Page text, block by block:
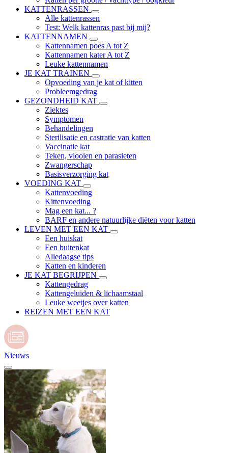
KATTENRASSEN
Alle kattenrassen
Test: Welk kattenras past bij mij?
KATTENNAMEN
Kattennamen poes A tot Z
Kattennamen kater A tot Z
Leuke kattennamen
JE KAT TRAINEN
Opvoeding van je kat of kitten
Probleemgedrag
GEZONDHEID KAT
Ziektes
Symptomen
Behandelingen
Sterilisatie en castratie van katten
Vaccinatie kat
Teken, vlooien en parasieten
Zwangerschap
Basisverzorging kat
VOEDING KAT
Kattenvoeding
Kittenvoeding
Mag een kat... ?
BARF en andere natuurlijke diëten voor katten
LEVEN MET EEN KAT
Een huiskat
Een buitenkat
Alledaagse tips
Katten en kinderen
JE KAT BEGRIJPEN
Kattengedrag
Kattengeluiden & lichaamstaal
Leuke weetjes over katten
REIZEN MET EEN KAT
Nieuws